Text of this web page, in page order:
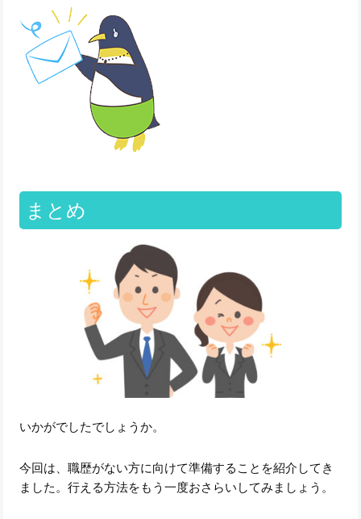
まとめ
いかがでしたでしょうか。
今回は、職歴がない方に向けて準備することを紹介してき
ました。行える方法をもう一度おさらいしてみましょう。